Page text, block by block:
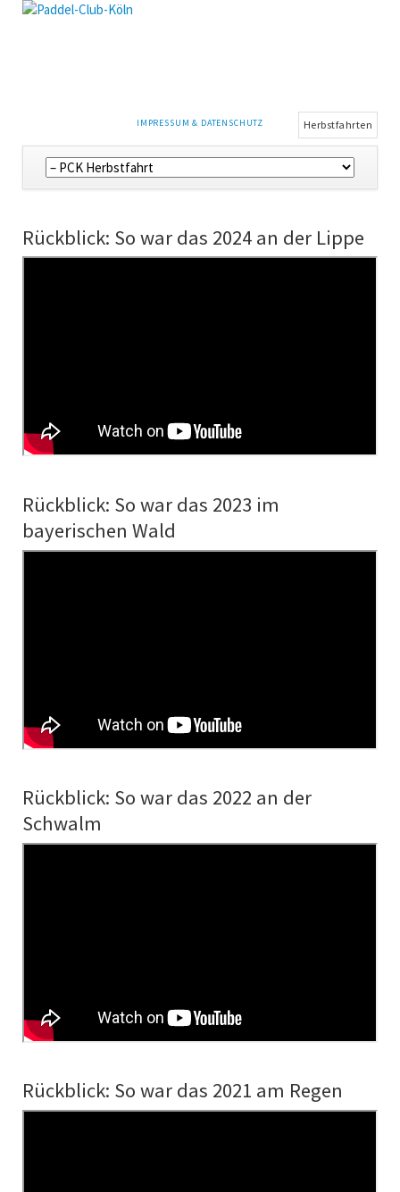
NAVIGATION
IMPRESSUM & DATENSCHUTZ Herbstfahrten
Navigation
überspringen
Rückblick: So war das 2024 an der Lippe
Rückblick: So war das 2023 im
bayerischen Wald
Rückblick: So war das 2022 an der
Schwalm
Rückblick: So war das 2021 am Regen